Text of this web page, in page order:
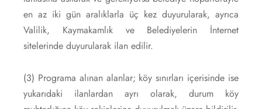
en az iki gün aralıklarla üç kez duyurularak, ayrıca
Valilik, Kaymakamlık ve Belediyelerin İnternet
sitelerinde duyurularak ilan edilir.
(3) Programa alınan alanlar; köy sınırları içerisinde ise
yukarıdaki ilanlardan ayrı olarak, durum köy